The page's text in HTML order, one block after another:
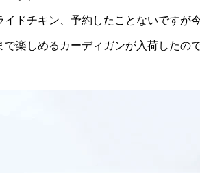
ドチキン、予約したことないですが
楽しめるカーディガンが入荷したの